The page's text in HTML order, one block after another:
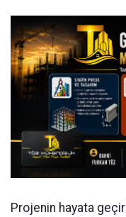
Projenin hayata